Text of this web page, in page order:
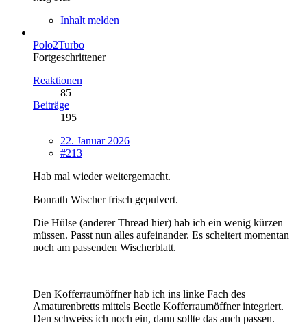
Inhalt melden
Polo2Turbo
Fortgeschrittener
Reaktionen
85
Beiträge
195
22. Januar 2026
#213
Hab mal wieder weitergemacht.
Bonrath Wischer frisch gepulvert.
Die Hülse (anderer Thread hier) hab ich ein wenig kürzen
müssen. Passt nun alles aufeinander. Es scheitert momentan
noch am passenden Wischerblatt.
Den Kofferraumöffner hab ich ins linke Fach des
Amaturenbretts mittels Beetle Kofferraumöffner integriert.
Den schweiss ich noch ein, dann sollte das auch passen.